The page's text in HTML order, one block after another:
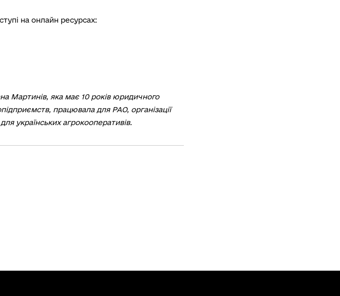
на онлайн ресурсах:
Мартинів, яка має 10 років юридичного
працювала для РАО, організації
українських агрокооперативів.